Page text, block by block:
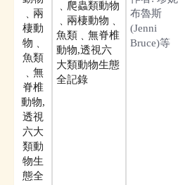
﹑爬蟲類動物
﹑兩棲動物﹑
魚類﹑無脊椎
動物,透視六
大類動物生態
全記錄
布魯斯
(Jenni
Bruce)等